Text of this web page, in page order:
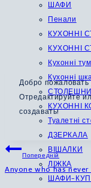
ШАФИ
Пенали
КУХОННІ
КУХОННІ
Кухонні
Кухонні
КУХОННІ
Туалетні
ДЗЕРКАЛА
ВІШАЛКИ
ЛІЖКА
ШАФИ-
Добро
Отредактируйте
создавать!
Навігація
записів
Попередній
Anyone who has